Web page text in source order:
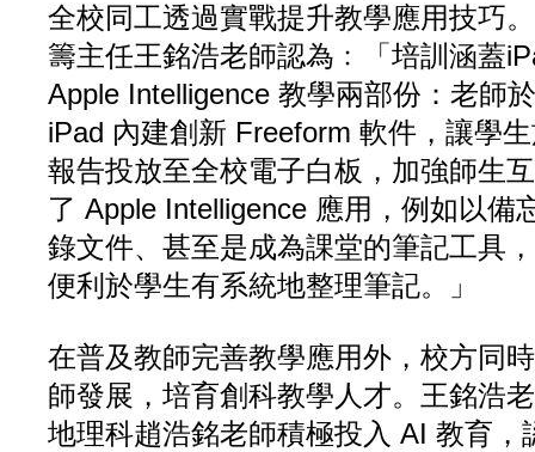
全校同工透過實戰提升教學應用技巧
籌主任王銘浩老師認為﹕「培訓涵蓋
Apple Intelligence 教學兩部份：老師
iPad 內建創新 Freeform 軟件，讓學
報告投放至全校電子白板，加強師生
了 Apple Intelligence 應用，例如以備
錄文件、甚至是成為課堂的筆記工具
便利於學生有系統地整理筆記。」
在普及教師完善教學應用外，校方同
師發展，培育創科教學人才。王銘浩
地理科趙浩銘老師積極投入 AI 教育，